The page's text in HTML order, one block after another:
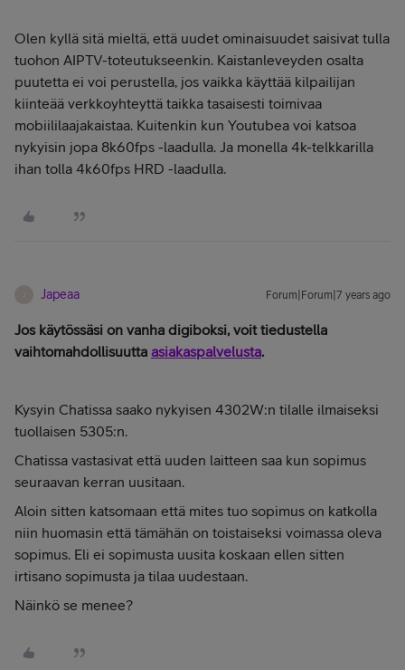
Olen kyllä sitä mieltä, että uudet ominaisuudet saisivat tulla
tuohon AIPTV-toteutukseenkin. Kaistanleveyden osalta
puutetta ei voi perustella, jos vaikka käyttää kilpailijan
kiinteää verkkoyhteyttä taikka tasaisesti toimivaa
mobiililaajakaistaa. Kuitenkin kun Youtubea voi katsoa
nykyisin jopa 8k60fps -laadulla. Ja monella 4k-telkkarilla
ihan tolla 4k60fps HRD -laadulla.
Japeaa Forum|Forum|7 years ago
Jos käytössäsi on vanha digiboksi, voit tiedustella
vaihtomahdollisuutta asiakaspalvelusta.
Kysyin Chatissa saako nykyisen 4302W:n tilalle ilmaiseksi
tuollaisen 5305:n.
Chatissa vastasivat että uuden laitteen saa kun sopimus
seuraavan kerran uusitaan.
Aloin sitten katsomaan että mites tuo sopimus on katkolla
niin huomasin että tämähän on toistaiseksi voimassa oleva
sopimus. Eli ei sopimusta uusita koskaan ellen sitten
irtisano sopimusta ja tilaa uudestaan.
Näinkö se menee?